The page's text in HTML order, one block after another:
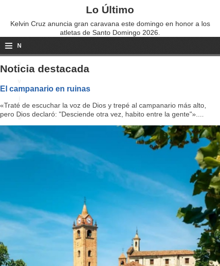
Lo Último
Kelvin Cruz anuncia gran caravana este domingo en honor a los
atletas de Santo Domingo 2026.
≡ N
a
g
a
ti
Noticia destacada
El campanario en ruinas
«Traté de escuchar la voz de Dios y trepé al campanario más alto,
pero Dios declaró: "Desciende otra vez, habito entre la gente"»....